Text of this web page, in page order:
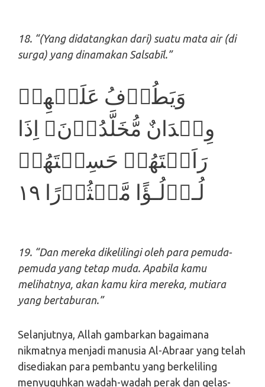
18. “(Yang didatangkan dari) suatu mata air (di
surga) yang dinamakan Salsabīl.”
وَيَطُوۡفُ عَلَيۡهِمۡ
وِلۡدَانٌ مُّخَلَّدُوۡنَ​ۚ اِذَا
رَاَيۡتَهُمۡ حَسِبۡتَهُمۡ
لُـؤۡلُـؤًا مَّنۡثُوۡرًا‏ ١٩
19. “Dan mereka dikelilingi oleh para pemuda-
pemuda yang tetap muda. Apabila kamu
melihatnya, akan kamu kira mereka, mutiara
yang bertaburan.”
Selanjutnya, Allah gambarkan bagaimana
nikmatnya menjadi manusia Al-Abraar yang telah
disediakan para pembantu yang berkeliling
menyuguhkan wadah-wadah perak dan gelas-